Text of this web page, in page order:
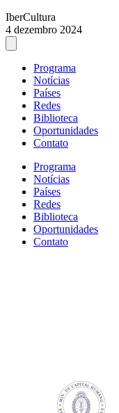
IberCultura
4 dezembro 2024
Programa
Notícias
Países
Redes
Biblioteca
Oportunidades
Contato
Programa
Notícias
Países
Redes
Biblioteca
Oportunidades
Contato